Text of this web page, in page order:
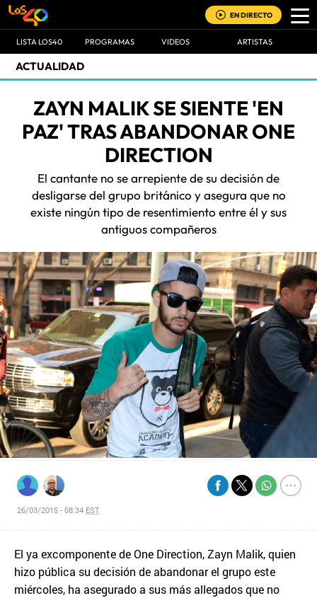
EN DIRECTO
LISTA LOS40 PROGRAMAS VIDEOS ARTISTAS
ACTUALIDAD
ZAYN MALIK SE SIENTE 'EN
PAZ' TRAS ABANDONAR ONE
DIRECTION
El cantante no se arrepiente de su decisión de
desligarse del grupo británico y asegura que no
existe ningún tipo de resentimiento entre él y sus
antiguos compañeros
26/03/2015 - 08:34 EST
El ya excomponente de One Direction, Zayn Malik, quien
hizo pública su decisión de abandonar el grupo este
miércoles, ha asegurado a sus más allegados que no